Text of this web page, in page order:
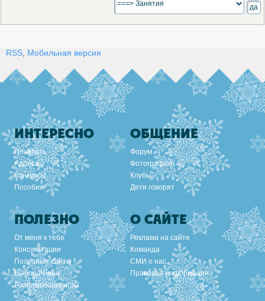
RSS Мобильная версия
ИНТЕРЕСНО
Почитать
Адреса
Конкурсы
Пособия
ОБЩЕНИЕ
Форум
Фотографии
Клубы
Дети говорят
ПОЛЕЗНО
От меня к тебе
Консультации
Полезные сайты
Выбор имени
Развивающие игры
О САЙТЕ
Реклама на сайте
Команда
СМИ о нас
Правовая информация